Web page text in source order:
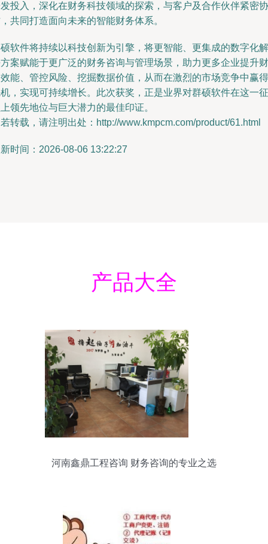
投入，深化在财务科技领域的探索，与客户及合作伙伴紧密协
共同打造面向未来的智能财务体系。
软件将持续以科技创新为引擎，将更智能、更集成的数字化解
案赋能于更广泛的财务咨询与管理场景，助力更多企业提升财
能、管控风险、挖掘数据价值，从而在激烈的市场竞争中赢得
，实现可持续增长。此次获奖，正是业界对群硕软件在这一征
领先地位与巨大潜力的最佳印证。
转载，请注明出处：http://www.kmpcm.com/product/61.html
时间：2026-08-06 13:22:27
产品大全
河南鑫鼎工程咨询 财务咨询的专业之选